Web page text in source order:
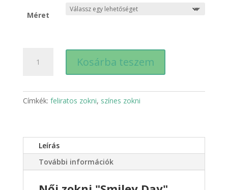
Méret
"Smiley
-
Kosárba teszem
Címkék: feliratos zokni, színes zokni
Leírás
További információk